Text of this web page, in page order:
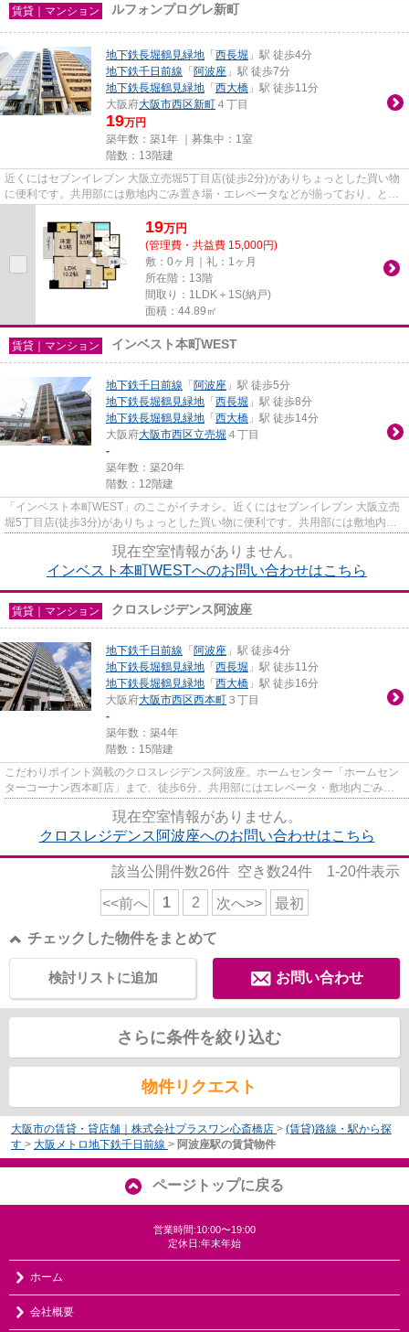
賃貸｜マンション ルフォンプログレ新町
地下鉄長堀鶴見緑地 「 西長堀 」駅 徒歩4分
地下鉄千日前線 「 阿波座 」駅 徒歩7分
地下鉄長堀鶴見緑地 「 西大橋 」駅 徒歩11分
大阪府大阪市西区新町 ４丁目
19万円
築年数：築1年 ｜募集中： 1室
階数：13階建
近くにはセブンイレブン 大阪立売堀5丁目店(徒歩2分)がありちょっとした買い物
に便利です。共用部には敷地内ごみ置き場・エレベータなどが揃っており、とて
19万円
(管理費・共益費 15,000円)
敷：0ヶ月｜礼：1ヶ月
所在階：13階
間取り：1LDK＋1S(納戸)
面積：44.89㎡
賃貸｜マンション インベスト本町WEST
地下鉄千日前線 「 阿波座 」駅 徒歩5分
地下鉄長堀鶴見緑地 「 西長堀 」駅 徒歩8分
地下鉄長堀鶴見緑地 「 西大橋 」駅 徒歩14分
大阪府大阪市西区立売堀 ４丁目
-
築年数：築20年
階数：12階建
「インベスト本町WEST」のここがイチオシ。近くにはセブンイレブン 大阪立売
堀5丁目店(徒歩3分)がありちょっとした買い物に便利です。共用部には敷地内ご
現在空室情報がありません。
インベスト本町WESTへのお問い合わせはこちら
賃貸｜マンション クロスレジデンス阿波座
地下鉄千日前線 「 阿波座 」駅 徒歩4分
地下鉄長堀鶴見緑地 「 西長堀 」駅 徒歩11分
地下鉄長堀鶴見緑地 「 西大橋 」駅 徒歩16分
大阪府大阪市西区西本町 ３丁目
-
築年数：築4年
階数：15階建
こだわりポイント満載のクロスレジデンス阿波座。ホームセンター「ホームセン
ターコーナン西本町店」まで、徒歩6分。共用部にはエレベータ・敷地内ごみ置
現在空室情報がありません。
クロスレジデンス阿波座へのお問い合わせはこちら
該当公開件数26件 空き数24件 1-20件表示
<<前へ 1 2 次へ>> 最初
チェックした物件をまとめて
お問い合わせ
検討リストに追加
さらに条件を絞り込む
物件リクエスト
大阪市の賃貸・貸店舗｜株式会社プラスワン心斎橋店 > (賃貸)路線・駅から探
す > 大阪メトロ地下鉄千日前線 > 阿波座駅の賃貸物件
ページトップに戻る
営業時間:10:00〜19:00
定休日:年末年始
ホーム
会社概要